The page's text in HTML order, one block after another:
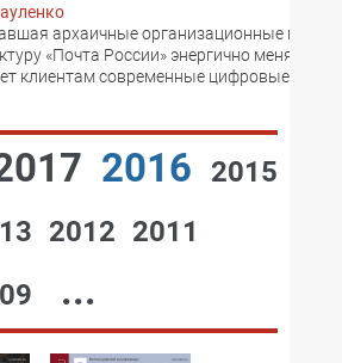
архаичные организационные
«Почта России» энергично меняет
клиентам современные цифровые
2016
2015
2012 2011
...